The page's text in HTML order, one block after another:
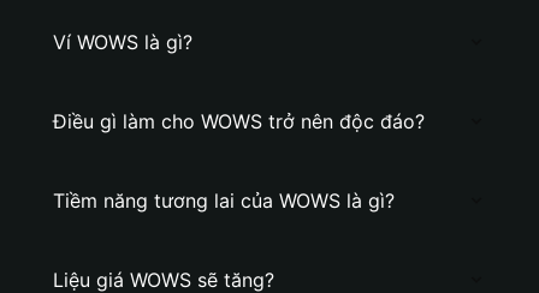
Ví WOWS là gì?
Điều gì làm cho WOWS trở nên độc đáo?
Tiềm năng tương lai của WOWS là gì?
Liệu giá WOWS sẽ tăng?